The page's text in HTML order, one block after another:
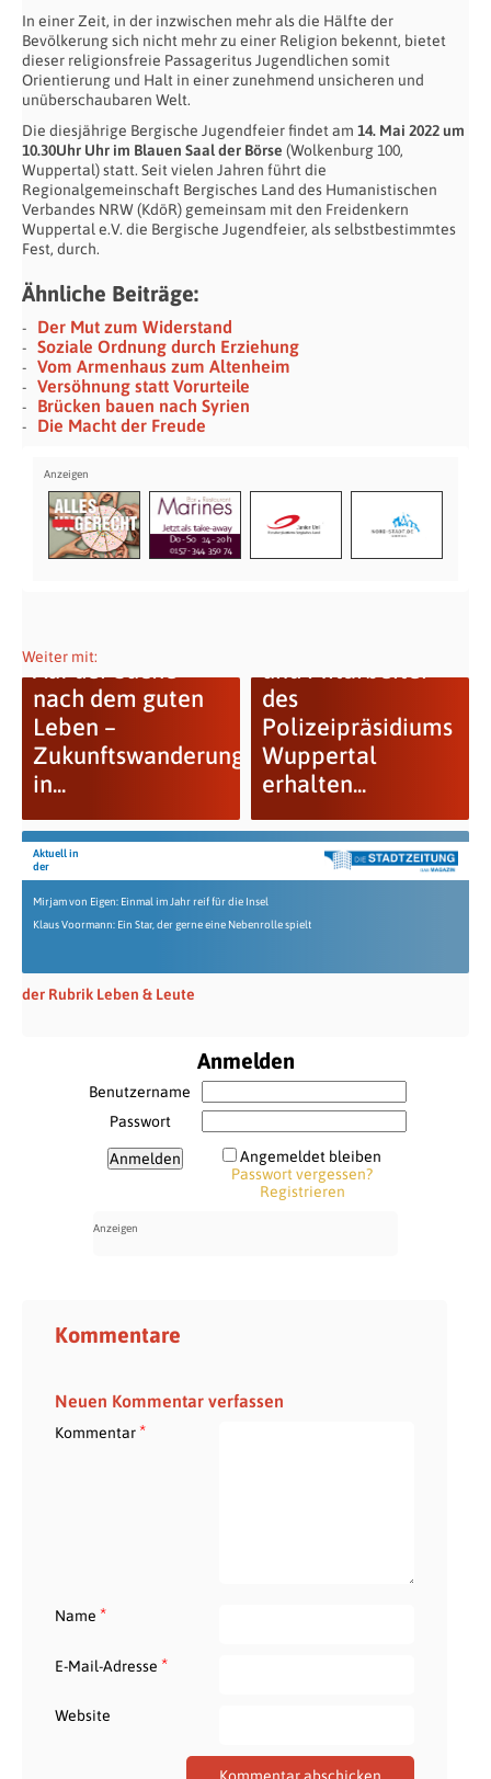
In einer Zeit, in der inzwischen mehr als die Hälfte der
Bevölkerung sich nicht mehr zu einer Religion bekennt, bietet
dieser religionsfreie Passageritus Jugendlichen somit
Orientierung und Halt in einer zunehmend unsicheren und
unüberschaubaren Welt.
Die diesjährige Bergische Jugendfeier findet am 14. Mai 2022 um
10.30Uhr Uhr im Blauen Saal der Börse (Wolkenburg 100,
Wuppertal) statt. Seit vielen Jahren führt die
Regionalgemeinschaft Bergisches Land des Humanistischen
Verbandes NRW (KdöR) gemeinsam mit den Freidenkern
Wuppertal e.V. die Bergische Jugendfeier, als selbstbestimmtes
Fest, durch.
Ähnliche Beiträge:
Der Mut zum Widerstand
Soziale Ordnung durch Erziehung
Vom Armenhaus zum Altenheim
Versöhnung statt Vorurteile
Brücken bauen nach Syrien
Die Macht der Freude
Weiter mit:
Auf der Suche
nach dem guten
Leben –
Zukunftswanderung
in...
des
Polizeipräsidiums
Wuppertal
erhalten...
Aktuell in
der
Mirjam von Eigen: Einmal im Jahr reif für die Insel
Klaus Voormann: Ein Star, der gerne eine Nebenrolle spielt
der Rubrik Leben & Leute
Anmelden
Benutzername
Passwort
Angemeldet bleiben
Passwort vergessen?
Registrieren
Kommentare
Neuen Kommentar verfassen
Kommentar*
Name *
E-Mail-Adresse *
Website